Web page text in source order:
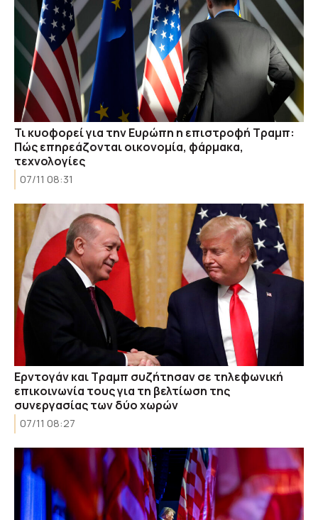
Τι κυοφορεί για την Ευρώπη η επιστροφή Τραμπ:
Πώς επηρεάζονται οικονομία, φάρμακα,
τεχνολογίες
07/11 08:31
Ερντογάν και Τραμπ συζήτησαν σε τηλεφωνική
επικοινωνία τους για τη βελτίωση της
συνεργασίας των δύο χωρών
07/11 08:27